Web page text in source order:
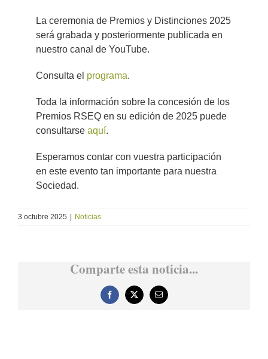
La ceremonia de Premios y Distinciones 2025
será grabada y posteriormente publicada en
nuestro canal de YouTube.
Consulta el programa.
Toda la información sobre la concesión de los
Premios RSEQ en su edición de 2025 puede
consultarse aquí.
Esperamos contar con vuestra participación
en este evento tan importante para nuestra
Sociedad.
3 octubre 2025 | Noticias
Comparte esta noticia...
Facebook
X
Correo
electrónico